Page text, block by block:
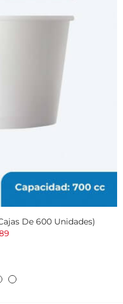
De 600 Unidades)